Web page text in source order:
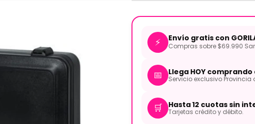
⚡ Envío gratis con GORILA
Compras sobre $69.990
📅 Llega HOY comprando
Servicio exclusivo
🛒 Hasta 12 cuotas sin
Tarjetas crédito y débito.